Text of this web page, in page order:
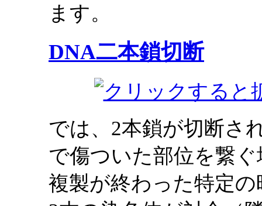
ます。
DNA二本鎖切断
では、2本鎖が切断さ
で傷ついた部位を繋
複製が終わった特定